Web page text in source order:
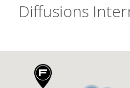
Diffusions